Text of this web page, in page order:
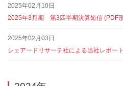
2025年02月10日
2025年3月期 第3四半期決算短信 (PDF
2025年02月03日
シェアードリサーチ社による当社レポー